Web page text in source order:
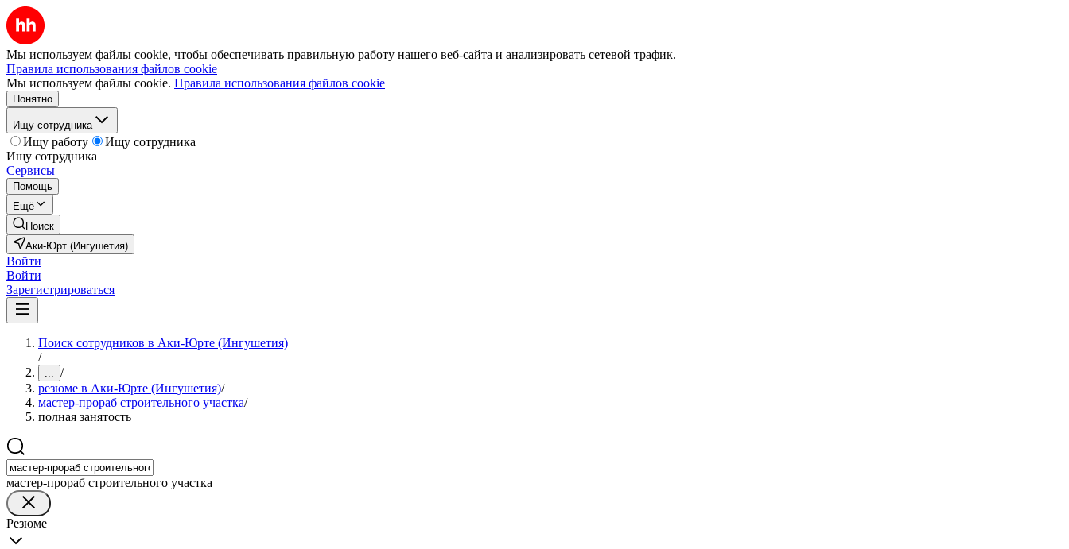
Мы используем файлы cookie, чтобы обеспечивать правильную работу нашего веб-сайта и анализировать сетевой трафик.
Правила использования файлов cookie
Мы используем файлы cookie. Правила использования файлов cookie
Понятно
Ищу сотрудника
Ищу работу
Ищу сотрудника
Ищу сотрудника
Сервисы
Помощь
Ещё
Поиск
Аки-Юрт (Ингушетия)
Войти
Войти
Зарегистрироваться
Поиск сотрудников в Аки-Юрте (Ингушетия)
/
... /
резюме в Аки-Юрте (Ингушетия)/
мастер-прораб строительного участка/
полная занятость
мастер-прораб строительного участка
Резюме